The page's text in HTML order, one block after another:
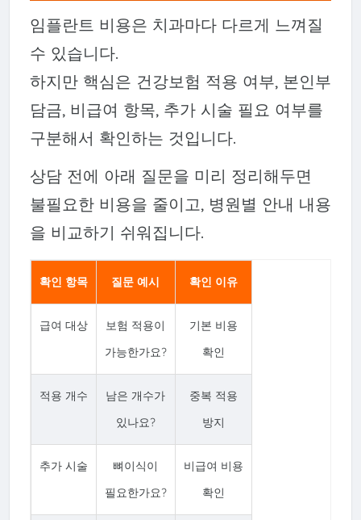
임플란트 비용은 치과마다 다르게 느껴질
수 있습니다.
하지만 핵심은 건강보험 적용 여부, 본인부
담금, 비급여 항목, 추가 시술 필요 여부를
구분해서 확인하는 것입니다.
상담 전에 아래 질문을 미리 정리해두면
불필요한 비용을 줄이고, 병원별 안내 내용
을 비교하기 쉬워집니다.
확인 항목 질문 예시 확인 이유
급여 대상
보험 적용이
가능한가요?
기본 비용
확인
적용 개수
남은 개수가
있나요?
중복 적용
방지
추가 시술
뼈이식이
필요한가요?
비급여 비용
확인